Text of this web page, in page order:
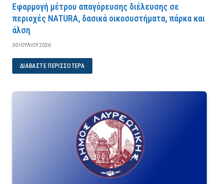
Εφαρμογή μέτρου απαγόρευσης διέλευσης σε
περιοχές NATURA, δασικά οικοσυστήματα, πάρκα και
άλση
30 ΙΟΥΛΊΟΥ 2026
ΔΙΑΒΆΣΤΕ ΠΕΡΙΣΣΌΤΕΡΑ